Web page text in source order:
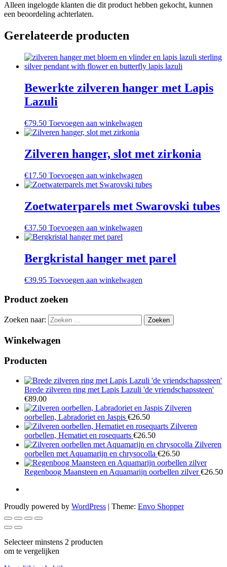
Alleen ingelogde klanten die dit product hebben gekocht, kunnen
een beoordeling achterlaten.
Gerelateerde producten
Bewerkte zilveren hanger met Lapis
Lazuli
€79.50 Toevoegen aan winkelwagen
Zilveren hanger, slot met zirkonia
€17.50 Toevoegen aan winkelwagen
Zoetwaterparels met Swarovski tubes
€37.50 Toevoegen aan winkelwagen
Bergkristal hanger met parel
€39.95 Toevoegen aan winkelwagen
Product zoeken
Zoeken naar:
Winkelwagen
Producten
Brede zilveren ring met Lapis Lazuli 'de vriendschapssteen'
€89.00
Zilveren
oorbellen, Labradoriet en Jaspis €26.50
Zilveren
oorbellen, Hematiet en rosequarts €26.50
Zilveren
oorbellen met Aquamarijn en chrysocolla €26.50
Regenboog Maansteen en Aquamarijn oorbellen zilver €26.50
Proudly powered by WordPress | Theme: Envo Shopper
Selecteer minstens 2 producten
om te vergelijken